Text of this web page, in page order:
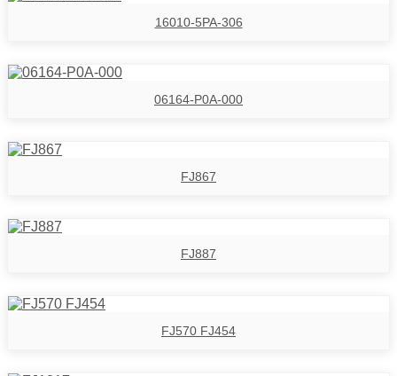
16010-5PA-306
06164-P0A-000
FJ867
FJ887
FJ570 FJ454